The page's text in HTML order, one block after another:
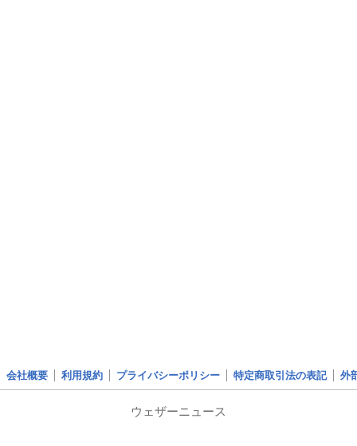
会社概要 利用規約 プライバシーポリシー 特定商取引法の表記 外
ウェザーニュース